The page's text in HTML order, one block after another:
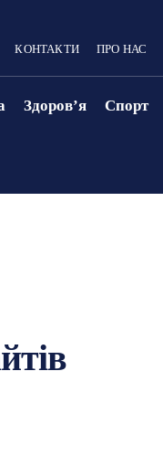
КОНТАКТИ ПРО НАС
Здоровʼя Спорт